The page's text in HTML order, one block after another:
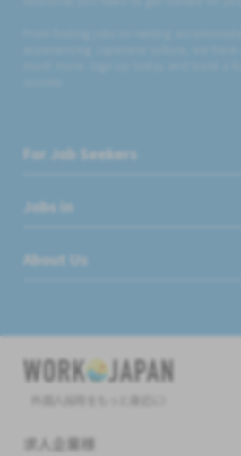
For Job Seekers
Jobs in
About Us
求人企業様